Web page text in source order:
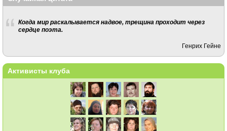
Когда мир раскалывается надвое, трещина проходит через
сердце поэта.
Генрих Гейне
Активисты клуба